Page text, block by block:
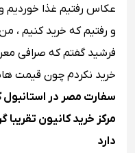
عکاس رفتیم غذا خوردیم
و رفتیم که خرید کنیم ،
فرشید گفتم که صرافی
خرید نکردم چون قیمت
سفارت مصر در استانبول
مرکز خرید کانیون
دارد